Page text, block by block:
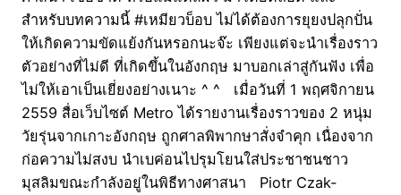
สำหรับบทความนี้ #เหมียวบ็อบ ไม่ได้ต้องการยุยงปลุกปั่น
ให้เกิดความขัดแย้งกันหรอกนะจ๊ะ เพียงแต่จะนำเรื่องราว
ตัวอย่างที่ไม่ดี ที่เกิดขึ้นในอังกฤษ มาบอกเล่าสู่กันฟัง เพื่อ
ไม่ให้เอาเป็นเยี่ยงอย่างเนาะ ^ ^ เมื่อวันที่ 1 พฤศจิกายน
2559 สื่อเว็บไซต์ Metro ได้รายงานเรื่องราวของ 2 หนุ่ม
วัยรุ่นจากเกาะอังกฤษ ถูกศาลพิพากษาสั่งจำคุก เนื่องจาก
ก่อความไม่สงบ นำเบค่อนไปรุมโยนใส่ประชาชนชาว
มุสลิมขณะกำลังอยู่ในพิธีทางศาสนา Piotr Czak-